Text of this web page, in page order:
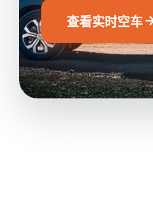
查看实时空车